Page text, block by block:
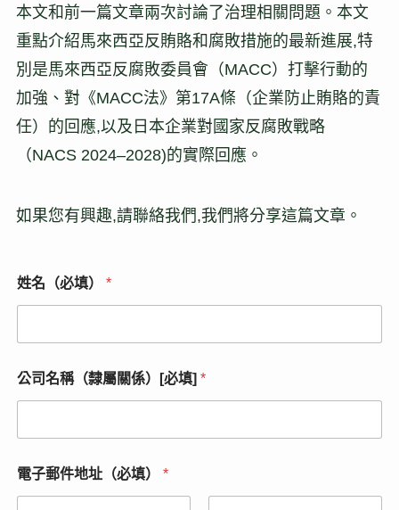
本文和前一篇文章兩次討論了治理相關問題。本文
重點介紹馬來西亞反賄賂和腐敗措施的最新進展,特
別是馬來西亞反腐敗委員會（MACC）打擊行動的
加強、對《MACC法》第17A條（企業防止賄賂的責
任）的回應,以及日本企業對國家反腐敗戰略
（NACS 2024–2028)的實際回應。
如果您有興趣,請聯絡我們,我們將分享這篇文章。
姓名（必填） *
姓
名
必
）
電
子
公司名稱（隸屬關係）[必填] *
電子郵件地址（必填） *